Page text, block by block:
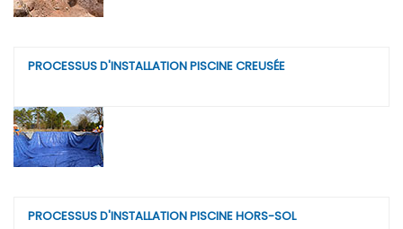
PROCESSUS D'INSTALLATION PISCINE CREUSÉE
PROCESSUS D'INSTALLATION PISCINE HORS-SOL